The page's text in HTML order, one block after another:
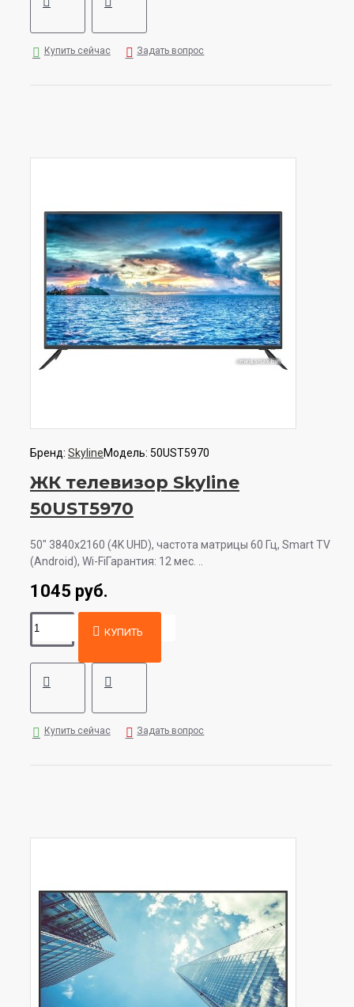
Купить сейчас Задать вопрос
Бренд: SkylineМодель: 50UST5970
ЖК телевизор Skyline
50UST5970
50" 3840x2160 (4K UHD), частота матрицы 60 Гц, Smart TV
(Android), Wi-FiГарантия: 12 мес. ..
1045 руб.
КУПИТЬ
Купить сейчас Задать вопрос